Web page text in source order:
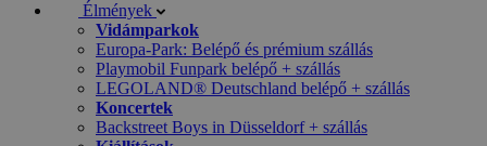
Élmények
Vidámparkok
Europa-Park: Belépő és prémium szállás
Playmobil Funpark belépő + szállás
LEGOLAND® Deutschland belépő + szállás
Koncertek
Backstreet Boys in Düsseldorf + szállás